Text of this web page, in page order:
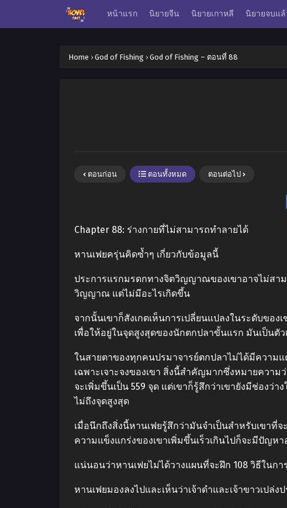
หน้าแรก นิยายจีน นิยายเกาหลี นิยายจบแล้
Home › God of Fishing › God of Fishing – ตอนที่ 88
ตอนก่อน ตอนทั้งหมด ตอนต่อไป
Chapter 88: ร่างกายที่ไม่สามารถทำลายได้
หานเฟยครุ่นคิดซ้ำๆ เกี่ยวกับข้อมูลนี้
ประการแรกมรดกทางจิตวิญญาณของเขาอาจไม่สา
วิญญาณ แต่ไม่มีอะไรเกิดขึ้น
จากนั้นเขาก็สังเกตเห็นการเปลี่ยนแปลงในระดับขอ
เพื่อให้อยู่ในจุดสูงสุดของนักตกปลาขั้นแรก มันเป็นตั
ในสายตาของทุกคนปรมาจารย์ตกปลาไม่ได้มีความ
เฉพาะเจาะจงของเขา สิ่งนี้สำคัญมากซึ่งหมายคว
จะเพิ่มขึ้นเป็น 559 จุด แต่เขาก็รู้สึกว่าเขายังมีช่องว่า
ไม่ถึงจุดสูงสุด
เมื่อนึกถึงสิ่งนี้หานเฟยรู้สึกว่ามันจำเป็นสำหรับเขาที่
ความแข็งแกร่งของเขาเพิ่มขึ้นเร็วเกินไปก็จะมีปัญห
แน่นอนว่าหานเฟยไม่ได้วางแผนที่จะฝึก 108 วิธีในกา
หานเฟยมองลงไปและเห็นว่าเจ้าดำและเจ้าขาวเป